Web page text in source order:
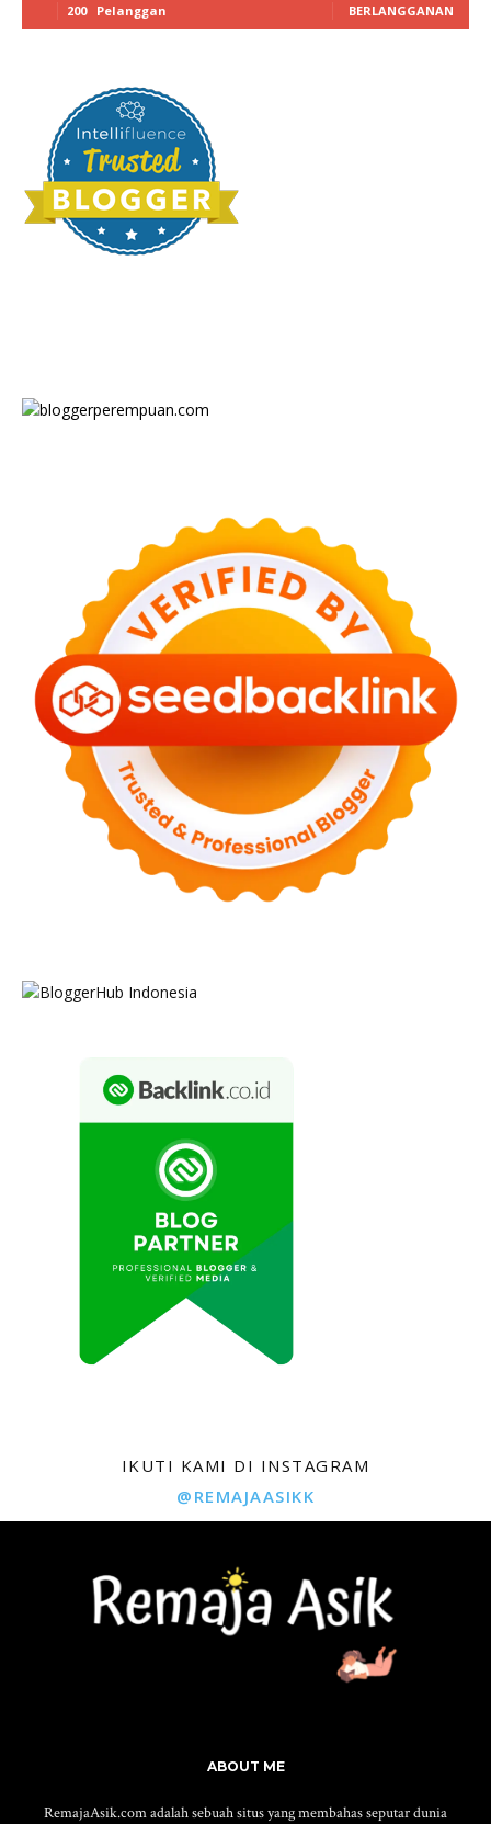
200 Pelanggan BERLANGGANAN
IKUTI KAMI DI INSTAGRAM
@REMAJAASIKK
ABOUT ME
RemajaAsik.com adalah sebuah situs yang membahas seputar dunia